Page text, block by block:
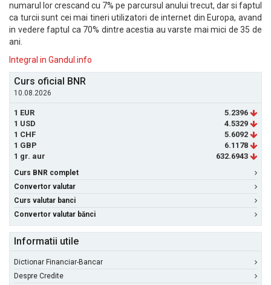
numarul lor crescand cu 7% pe parcursul anului trecut, dar si faptul
ca turcii sunt cei mai tineri utilizatori de internet din Europa, avand
in vedere faptul ca 70% dintre acestia au varste mai mici de 35 de
ani.
Integral in Gandul.info
Curs oficial BNR
10.08.2026
1 EUR
5.2396
1 USD
4.5329
1 CHF
5.6092
1 GBP
6.1178
1 gr. aur
632.6943
Curs BNR complet
Convertor valutar
Curs valutar banci
Convertor valutar bănci
Informatii utile
Dictionar Financiar-Bancar
Despre Credite